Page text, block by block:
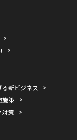
る新ビジネス
施策
対策